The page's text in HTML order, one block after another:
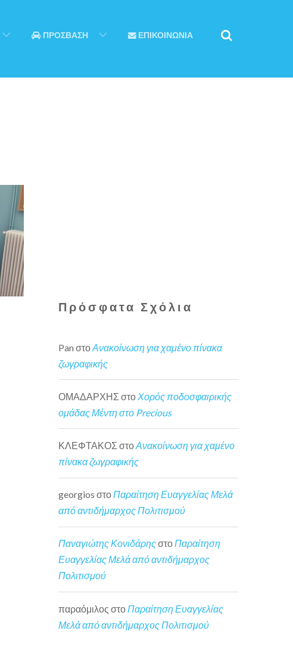
ΠΡΟΣΒΑΣΗ ΕΠΙΚΟΙΝΩΝΙΑ
Πρόσφατα Σχόλια
Pan στοΑνακοίνωση για χαμένο πίνακα
ζωγραφικής
ΟΜΑΔΑΡΧΗΣ στο Χορός ποδοσφαιρικής
ομάδας Μέντη στο Precious
ΚΛΕΦΤΑΚΟΣ στοΑνακοίνωση για χαμένο
πίνακα ζωγραφικής
georgios στοΠαραίτηση Ευαγγελίας Μελά
από αντιδήμαρχος Πολιτισμού
Παναγιώτης ΚονιδάρηςστοΠαραίτηση
Ευαγγελίας Μελά από αντιδήμαρχος
Πολιτισμού
παραόμιλος στο Παραίτηση Ευαγγελίας
Μελά από αντιδήμαρχος Πολιτισμού